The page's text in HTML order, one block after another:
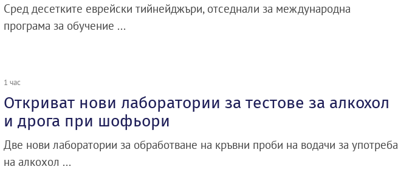
Сред десетките еврейски тийнейджъри, отседнали за международна
програма за обучение ...
1 час
Откриват нови лаборатории за тестове за алкохол
и дрога при шофьори
Две нови лаборатории за обработване на кръвни проби на водачи за употреба
на алкохол ...